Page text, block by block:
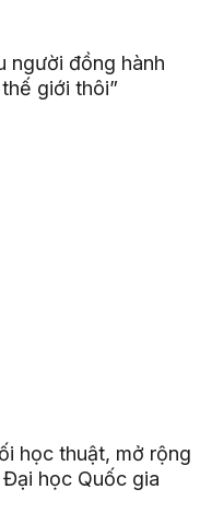
người đồng hành
giới thôi”
học thuật, mở rộng
học Quốc gia